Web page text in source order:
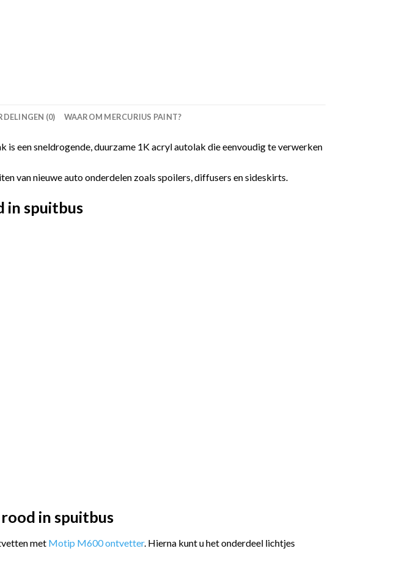
(0) WAAROM MERCURIUS PAINT?
een sneldrogende, duurzame 1K acryl autolak die eenvoudig te verwerken
van nieuwe auto onderdelen zoals spoilers, diffusers en sideskirts.
in spuitbus
in spuitbus
met Motip M600 ontvetter. Hierna kunt u het onderdeel lichtjes